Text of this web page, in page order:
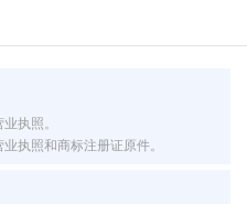
执照。
执照和商标注册证原件。